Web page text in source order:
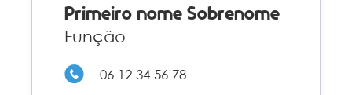
06 12 34 56 78
Função
Primeiro nome Sobrenome